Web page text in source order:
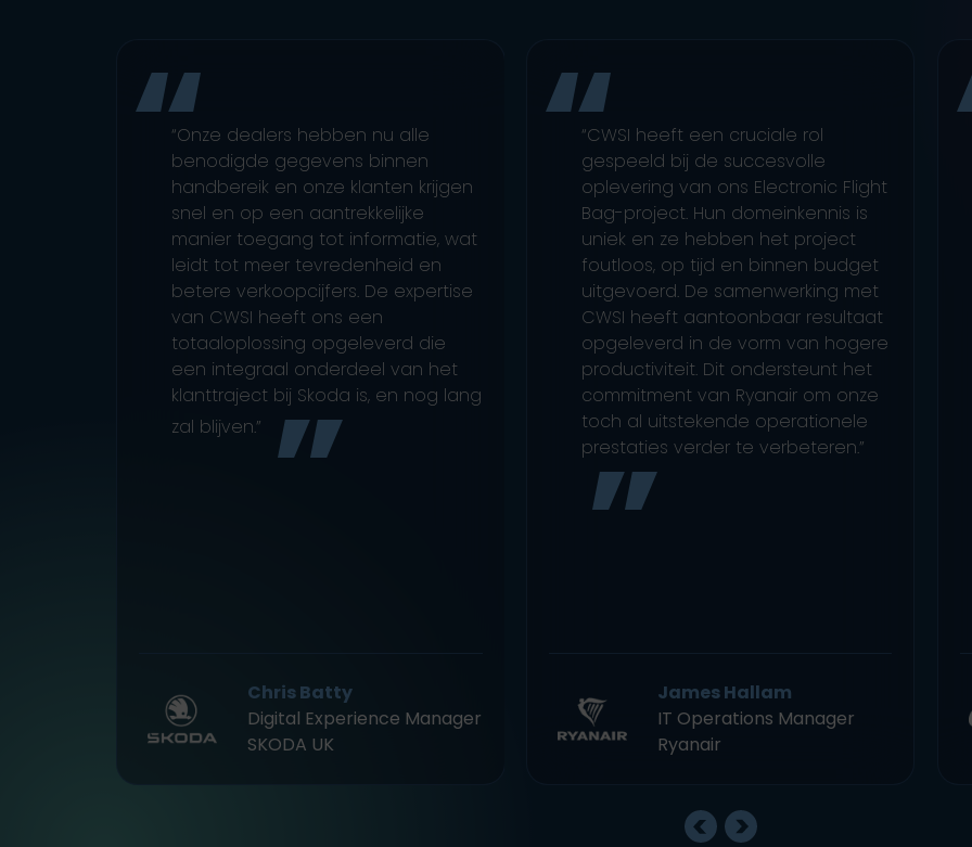
“Onze dealers hebben nu alle
benodigde gegevens binnen
handbereik en onze klanten krijgen
snel en op een aantrekkelijke
manier toegang tot informatie, wat
leidt tot meer tevredenheid en
betere verkoopcijfers. De expertise
van CWSI heeft ons een
totaaloplossing opgeleverd die
een integraal onderdeel van het
klanttraject bij Skoda is, en nog lang
zal blijven.”
Chris Batty
Digital Experience Manager
SKODA UK
“CWSI heeft een cruciale rol
gespeeld bij de succesvolle
oplevering van ons Electronic Flight
Bag-project. Hun domeinkennis is
uniek en ze hebben het project
foutloos, op tijd en binnen budget
uitgevoerd. De samenwerking met
CWSI heeft aantoonbaar resultaat
opgeleverd in de vorm van hogere
productiviteit. Dit ondersteunt het
commitment van Ryanair om onze
toch al uitstekende operationele
prestaties verder te verbeteren.”
James Hallam
IT Operations Manager
Ryanair